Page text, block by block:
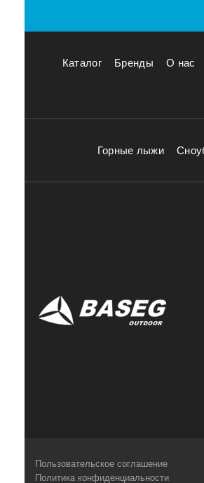
Каталог Бренды О нас
Горные лыжи
Пользовательское соглашение
Политика конфиденциальности